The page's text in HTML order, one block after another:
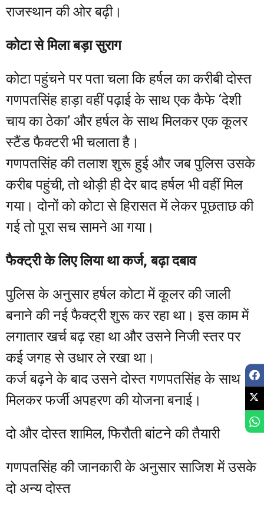
राजस्थान की ओर बढ़ी।
कोटा से मिला बड़ा सुराग
कोटा पहुंचने पर पता चला कि हर्षल का करीबी दोस्त
गणपतसिंह हाड़ा वहीं पढ़ाई के साथ एक कैफे ‘देशी
चाय का ठेका’ और हर्षल के साथ मिलकर एक कूलर
स्टैंड फैक्टरी भी चलाता है।
गणपतसिंह की तलाश शुरू हुई और जब पुलिस उसके
करीब पहुंची, तो थोड़ी ही देर बाद हर्षल भी वहीं मिल
गया। दोनों को कोटा से हिरासत में लेकर पूछताछ की
गई तो पूरा सच सामने आ गया।
फैक्ट्री के लिए लिया था कर्ज, बढ़ा दबाव
पुलिस के अनुसार हर्षल कोटा में कूलर की जाली
बनाने की नई फैक्ट्री शुरू कर रहा था। इस काम में
लगातार खर्च बढ़ रहा था और उसने निजी स्तर पर
कई जगह से उधार ले रखा था।
कर्ज बढ़ने के बाद उसने दोस्त गणपतसिंह के साथ
मिलकर फर्जी अपहरण की योजना बनाई।
दो और दोस्त शामिल, फिरौती बांटने की तैयारी
गणपतसिंह की जानकारी के अनुसार साजिश में उसके
दो अन्य दोस्त